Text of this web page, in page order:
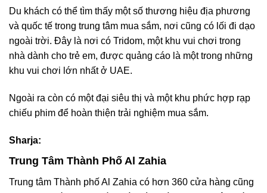
Du khách có thể tìm thấy một số thương hiệu địa phương
và quốc tế trong trung tâm mua sắm, nơi cũng có lối đi dạo
ngoài trời. Đây là nơi có Tridom, một khu vui chơi trong
nhà dành cho trẻ em, được quảng cáo là một trong những
khu vui chơi lớn nhất ở UAE.
Ngoài ra còn có một đại siêu thị và một khu phức hợp rạp
chiếu phim để hoàn thiện trải nghiệm mua sắm.
Sharja:
Trung Tâm Thành Phố Al Zahia
Trung tâm Thành phố Al Zahia có hơn 360 cửa hàng cũng